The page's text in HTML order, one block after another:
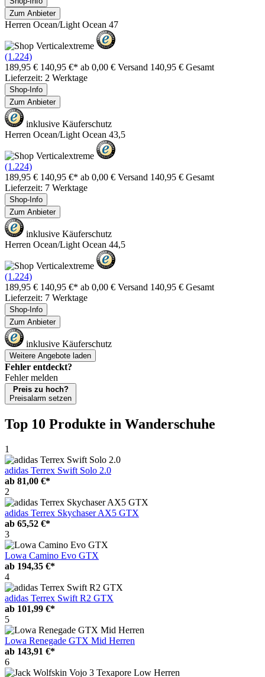
Zum Anbieter
Herren Ocean/Light Ocean 47
(1.224)
189,95 € 140,95 €* ab 0,00 € Versand 140,95 € Gesamt
Lieferzeit: 2 Werktage
Shop-Info
Zum Anbieter
inklusive Käuferschutz
Herren Ocean/Light Ocean 43,5
(1.224)
189,95 € 140,95 €* ab 0,00 € Versand 140,95 € Gesamt
Lieferzeit: 7 Werktage
Shop-Info
Zum Anbieter
inklusive Käuferschutz
Herren Ocean/Light Ocean 44,5
(1.224)
189,95 € 140,95 €* ab 0,00 € Versand 140,95 € Gesamt
Lieferzeit: 7 Werktage
Shop-Info
Zum Anbieter
inklusive Käuferschutz
Weitere Angebote laden
Fehler entdeckt?
Fehler melden
Preis zu hoch?
Preisalarm setzen
Top 10 Produkte in Wanderschuhe
1
adidas Terrex Swift Solo 2.0
ab 81,00 €*
2
adidas Terrex Skychaser AX5 GTX
ab 65,52 €*
3
Lowa Camino Evo GTX
ab 194,35 €*
4
adidas Terrex Swift R2 GTX
ab 101,99 €*
5
Lowa Renegade GTX Mid Herren
ab 143,91 €*
6